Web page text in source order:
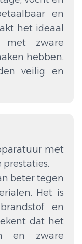
en
het ideaal
met zware
hebben.
veilig en
met
beter tegen
Het is
en
dat het
en zware